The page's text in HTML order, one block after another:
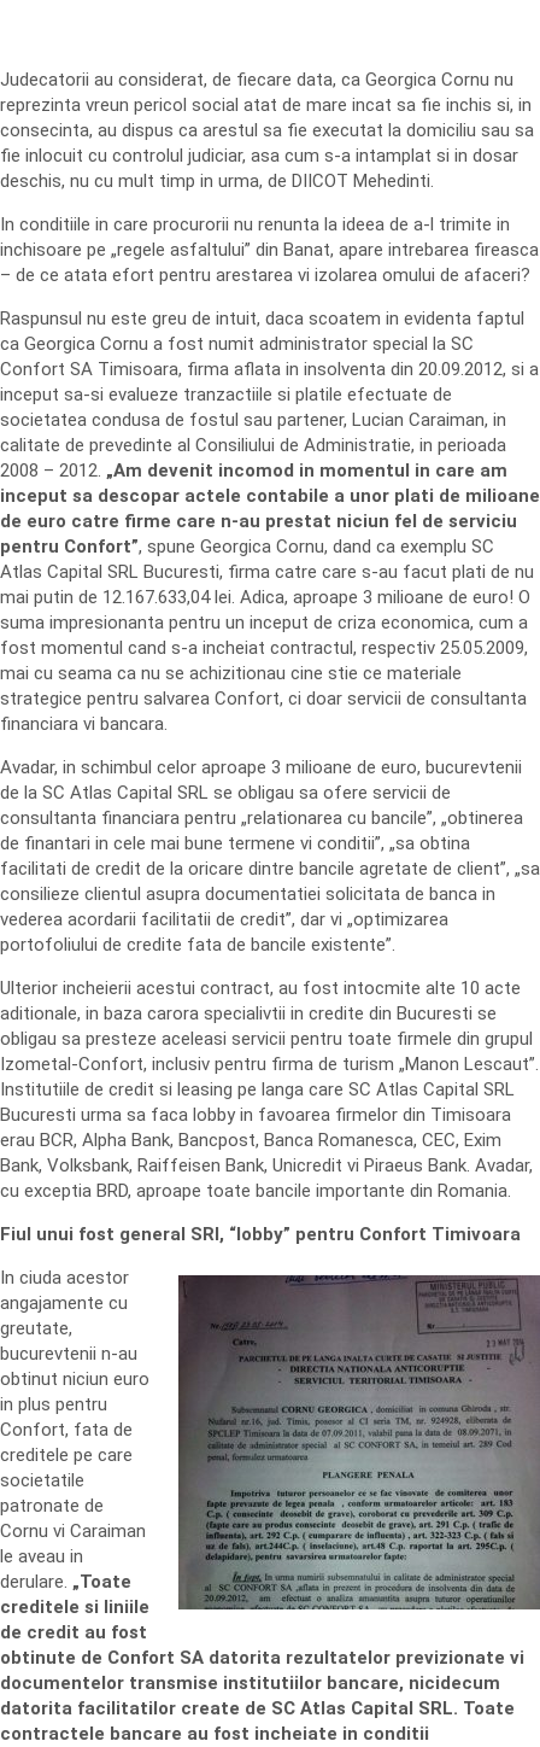
Judecatorii au considerat, de fiecare data, ca Georgica Cornu nu
reprezinta vreun pericol social atat de mare incat sa fie inchis si, in
consecinta, au dispus ca arestul sa fie executat la domiciliu sau sa
fie inlocuit cu controlul judiciar, asa cum s-a intamplat si in dosar
deschis, nu cu mult timp in urma, de DIICOT Mehedinti.
In conditiile in care procurorii nu renunta la ideea de a-l trimite in
inchisoare pe „regele asfaltului” din Banat, apare intrebarea fireasca
– de ce atata efort pentru arestarea vi izolarea omului de afaceri?
Raspunsul nu este greu de intuit, daca scoatem in evidenta faptul
ca Georgica Cornu a fost numit administrator special la SC
Confort SA Timisoara, firma aflata in insolventa din 20.09.2012, si a
inceput sa-si evalueze tranzactiile si platile efectuate de
societatea condusa de fostul sau partener, Lucian Caraiman, in
calitate de prevedinte al Consiliului de Administratie, in perioada
2008 – 2012. „Am devenit incomod in momentul in care am
inceput sa descopar actele contabile a unor plati de milioane
de euro catre firme care n-au prestat niciun fel de serviciu
pentru Confort”, spune Georgica Cornu, dand ca exemplu SC
Atlas Capital SRL Bucuresti, firma catre care s-au facut plati de nu
mai putin de 12.167.633,04 lei. Adica, aproape 3 milioane de euro! O
suma impresionanta pentru un inceput de criza economica, cum a
fost momentul cand s-a incheiat contractul, respectiv 25.05.2009,
mai cu seama ca nu se achizitionau cine stie ce materiale
strategice pentru salvarea Confort, ci doar servicii de consultanta
financiara vi bancara.
Avadar, in schimbul celor aproape 3 milioane de euro, bucurevtenii
de la SC Atlas Capital SRL se obligau sa ofere servicii de
consultanta financiara pentru „relationarea cu bancile”, „obtinerea
de finantari in cele mai bune termene vi conditii”, „sa obtina
facilitati de credit de la oricare dintre bancile agretate de client”, „sa
consilieze clientul asupra documentatiei solicitata de banca in
vederea acordarii facilitatii de credit”, dar vi „optimizarea
portofoliului de credite fata de bancile existente”.
Ulterior incheierii acestui contract, au fost intocmite alte 10 acte
aditionale, in baza carora specialivtii in credite din Bucuresti se
obligau sa presteze aceleasi servicii pentru toate firmele din grupul
Izometal-Confort, inclusiv pentru firma de turism „Manon Lescaut”.
Institutiile de credit si leasing pe langa care SC Atlas Capital SRL
Bucuresti urma sa faca lobby in favoarea firmelor din Timisoara
erau BCR, Alpha Bank, Bancpost, Banca Romanesca, CEC, Exim
Bank, Volksbank, Raiffeisen Bank, Unicredit vi Piraeus Bank. Avadar,
cu exceptia BRD, aproape toate bancile importante din Romania.
Fiul unui fost general SRI, “lobby” pentru Confort Timivoara
In ciuda acestor
angajamente cu
greutate,
bucurevtenii n-au
obtinut niciun euro
in plus pentru
Confort, fata de
creditele pe care
societatile
patronate de
Cornu vi Caraiman
le aveau in
derulare. „Toate
creditele si liniile
de credit au fost
obtinute de Confort SA datorita rezultatelor previzionate vi
documentelor transmise institutiilor bancare, nicidecum
datorita facilitatilor create de SC Atlas Capital SRL. Toate
contractele bancare au fost incheiate in conditii